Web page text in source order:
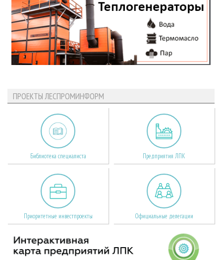
ПРОЕКТЫ ЛЕСПРОМИНФОРМ
Библиотека специалиста Предприятия ЛПК
Приоритетные инвестпроекты Официальные делегации